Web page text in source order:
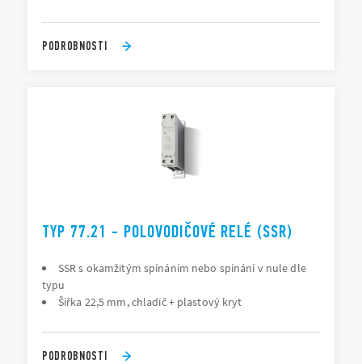
PODROBNOSTI
TYP 77.21 - POLOVODIČOVÉ RELÉ (SSR)
SSR s okamžitým spínáním nebo spínání v nule dle
typu
Šířka 22,5 mm, chladič + plastový kryt
PODROBNOSTI